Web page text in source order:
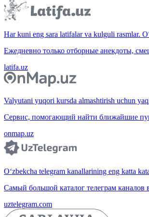
Har kuni eng sara latifalar va kulguli rasmlar.
Ежедневно только отборные анекдоты,
latifa.uz
Valyutani yuqori kursda almashtirish uchun
Сервис, помогающий найти ближайшие
onmap.uz
O‘zbekcha telegram kanallarining eng katta
Самый большой каталог телеграм каналов
uztelegram.com